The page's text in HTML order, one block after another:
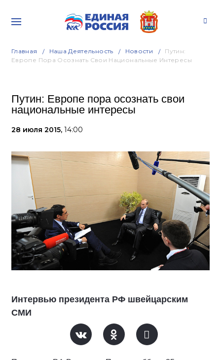
Главная Наша Деятельность Новости
Путин:
Европе Пора Осознать Свои Национальные Интересы
Путин: Европе пора осознать свои
национальные интересы
28 июля 2015, 14:00
Интервью президента РФ швейцарским
СМИ